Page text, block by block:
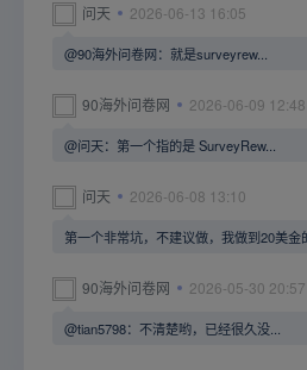
问天 2026-06-13 16:05
@90海外问卷网：就是surveyrew...
90海外问卷网 2026-06-09 12:48
@问天：第一个指的是 SurveyRew...
问天 2026-06-08 13:10
第一个非常坑，不建议做，我做到20美金
90海外问卷网 2026-05-30 20:57
@tian5798：不清楚哟，已经很久没...